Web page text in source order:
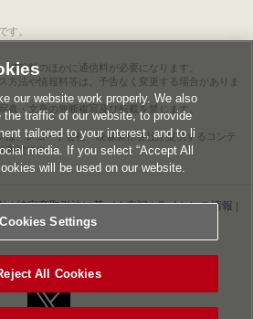
す。
情報料のほかに通信料が必要になります。
方法や情報料等は、予告なく変更する場合がありま
真・文章の無断複写及び転載を禁じます。
は、レコード会社・映像製作会社が提供するコンテ
商標です。
|特定商取引法に基づく表記|ライセンス情報
|Cookies Settings
our website work properly. We also
traffic of our website, to provide
tailored to your interest, and to li
media. If you select “Accept All
will be used on our website.
Cookies Settings
All Cookies